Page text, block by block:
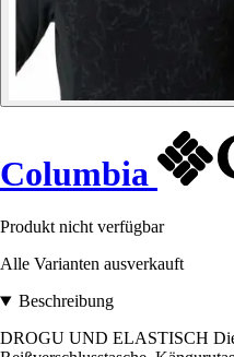
Columbia
Produkt nicht verfügbar
Alle Varianten ausverkauft
Beschreibung
DROGU UND ELASTISCH